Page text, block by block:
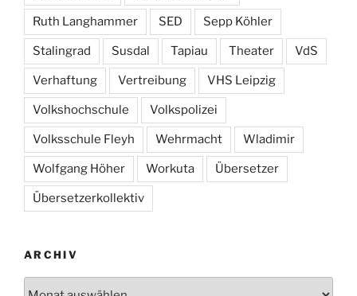
Ruth Langhammer SED Sepp Köhler
Stalingrad Susdal Tapiau Theater VdS
Verhaftung Vertreibung VHS Leipzig
Volkshochschule Volkspolizei
Volksschule Fleyh Wehrmacht Wladimir
Wolfgang Höher Workuta Übersetzer
Übersetzerkollektiv
ARCHIV